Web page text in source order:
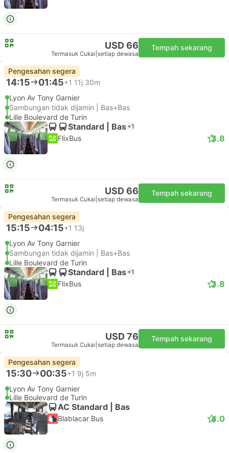
USD 66
Termasuk Cukai setiap dewasa
Tempah sekarang
Pengesahan segera
14:15 01:45+1 11j 30m
Lyon Av Tony Garnier
Sambungan tidak dijamin | Bas+Bas
Lille Boulevard de Turin
Standard | Bas +1
FlixBus 3.8
USD 66
Termasuk Cukai setiap dewasa
Tempah sekarang
Pengesahan segera
15:15 04:15+1 13j
Lyon Av Tony Garnier
Sambungan tidak dijamin | Bas+Bas
Lille Boulevard de Turin
Standard | Bas +1
FlixBus 3.8
USD 76
Termasuk Cukai setiap dewasa
Tempah sekarang
Pengesahan segera
15:30 00:35+1 9j 5m
Lyon Av Tony Garnier
Lille Boulevard de Turin
AC Standard | Bas
Blablacar Bus 4.0